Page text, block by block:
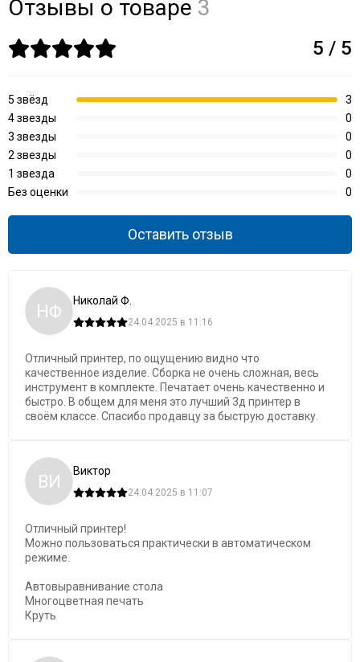
Отзывы о товаре 3
НФ Николай Ф.
24.04.2025 в 11:16
Отличный принтер, по ощущению видно что
качественное изделие. Сборка не очень сложная, весь
инструмент в комплекте. Печатает очень качественно и
быстро. В общем для меня это лучший 3д принтер в
своём классе. Спасибо продавцу за быструю доставку.
ВИ Виктор
24.04.2025 в 11:07
Отличный принтер!
Можно пользоваться практически в автоматическом
режиме.
Автовыравнивание стола
Многоцветная печать
Круть
5 / 5
5 звёзд
3
4 звезды
0
3 звезды
0
2 звезды
0
1 звезда
0
Без оценки
0
Оставить отзыв